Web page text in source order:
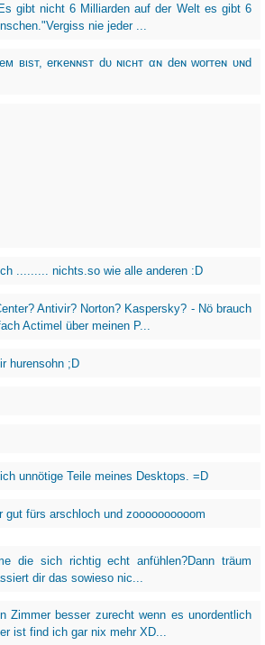
gibt nicht 6 Milliarden auf der Welt es gibt 6
nie jeder ...
вιѕт, erĸeɴɴѕт dυ ɴιcнт αɴ deɴ worтeɴ υɴd
......... nichts.so wie alle anderen :D
Antivir? Norton? Kaspersky? - Nö brauch
Actimel über meinen P...
hurensohn ;D
unnötige Teile meines Desktops. =D
gut fürs arschloch und zoooooooooom
die sich richtig echt anfühlen?Dann träum
dir das sowieso nic...
Zimmer besser zurecht wenn es unordentlich
ist find ich gar nix mehr XD...